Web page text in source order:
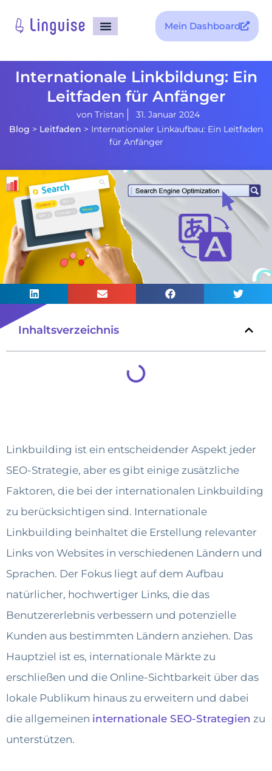
Mein Dashboard
Internationale Linkbildung: Ein
Leitfaden für Anfänger
von Tristan
31. Januar 2024
Blog > Leitfaden > Internationaler Linkaufbau: Ein Leitfaden
für Anfänger
Inhaltsverzeichnis
Linkbuilding ist ein entscheidender Aspekt jeder
SEO-Strategie, aber es gibt einige zusätzliche
Faktoren, die bei der internationalen Linkbuilding
zu berücksichtigen sind. Internationale
Linkbuilding beinhaltet die Erstellung relevanter
Links von Websites in verschiedenen Ländern und
Sprachen. Der Fokus liegt auf dem Aufbau
natürlicher, hochwertiger Links, die das
Benutzererlebnis verbessern und potenzielle
Kunden aus bestimmten Ländern anziehen. Das
Hauptziel ist es, internationale Märkte zu
erschließen und die Online-Sichtbarkeit über das
lokale Publikum hinaus zu erweitern und dabei
die allgemeinen internationale SEO-Strategien zu
unterstützen.